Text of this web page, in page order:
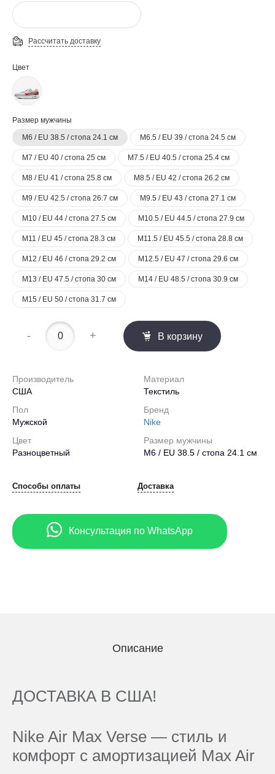
Рассчитать доставку
Цвет
Размер мужчины
M6 / EU 38.5 / стопа 24.1 см
M6.5 / EU 39 / стопа 24.5 см
M7 / EU 40 / стопа 25 см M7.5 / EU 40.5 / стопа 25.4 см
M8 / EU 41 / стопа 25.8 см M8.5 / EU 42 / стопа 26.2 см
M9 / EU 42.5 / стопа 26.7 см M9.5 / EU 43 / стопа 27.1 см
M10 / EU 44 / стопа 27.5 см M10.5 / EU 44.5 / стопа 27.9 см
M11 / EU 45 / стопа 28.3 см M11.5 / EU 45.5 / стопа 28.8 см
M12 / EU 46 / стопа 29.2 см M12.5 / EU 47 / стопа 29.6 см
M13 / EU 47.5 / стопа 30 см M14 / EU 48.5 / стопа 30.9 см
M15 / EU 50 / стопа 31.7 см
- + В корзину
Производитель
США
Материал
Текстиль
Пол
Мужской
Бренд
Nike
Цвет
Разноцветный
Размер мужчины
M6 / EU 38.5 / стопа 24.1 см
Способы оплаты Доставка
Консультация по WhatsApp
Описание
ДОСТАВКА В США!
Nike Air Max Verse — стиль и
комфорт с амортизацией Max Air